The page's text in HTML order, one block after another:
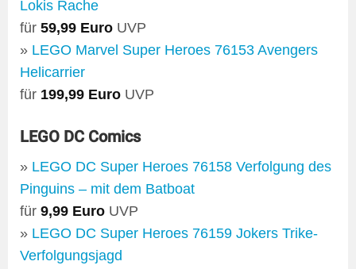
Lokis Rache
für 59,99 Euro UVP
» LEGO Marvel Super Heroes 76153 Avengers
Helicarrier
für 199,99 Euro UVP
LEGO DC Comics
» LEGO DC Super Heroes 76158 Verfolgung des
Pinguins – mit dem Batboat
für 9,99 Euro UVP
» LEGO DC Super Heroes 76159 Jokers Trike-
Verfolgungsjagd